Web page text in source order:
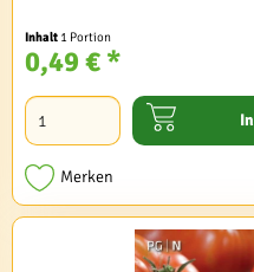
Inhalt 1 Portion
0,49 € *
Merken